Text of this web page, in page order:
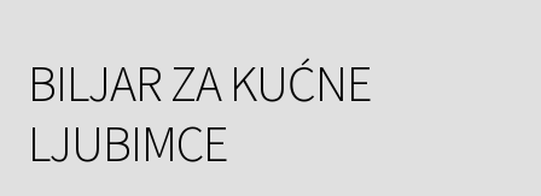
BILJAR ZA KUĆNE
LJUBIMCE